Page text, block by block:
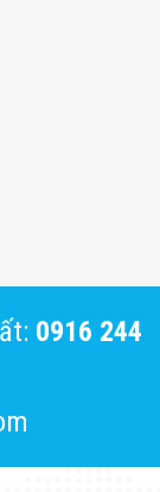
0916 244